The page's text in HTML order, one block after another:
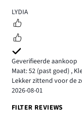
5
LYDIA
Geverifieerde aankoop
Maat: 52 (past goed) ,
Lekker zittend voor de
2026-08-01
FILTER REVIEWS